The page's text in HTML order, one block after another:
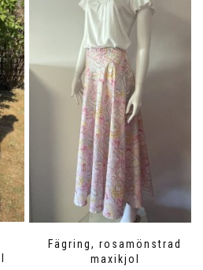
Fägring, rosamönstrad
maxikjol